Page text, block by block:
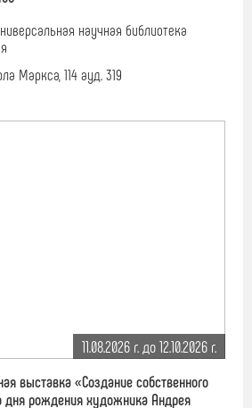
научная библиотека
Маркса, 114 ауд. 319
11.08.2026 г. до 12.10.2026 г.
выставка «Создание собственного
дня рождения художника Андрея